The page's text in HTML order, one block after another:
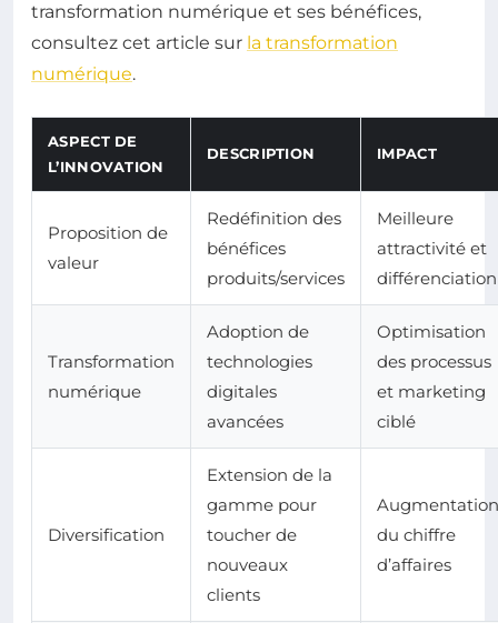
transformation numérique et ses bénéfices,
consultez cet article sur la transformation
numérique.
ASPECT DE
L’INNOVATION
DESCRIPTION IMPACT
Proposition de
valeur
Redéfinition des
bénéfices
produits/services
Meilleure
attractivité et
différenciation
Transformation
numérique
Adoption de
technologies
digitales
avancées
Optimisation
des processus
et marketing
ciblé
Diversification
Extension de la
gamme pour
toucher de
nouveaux
clients
Augmentation
du chiffre
d’affaires